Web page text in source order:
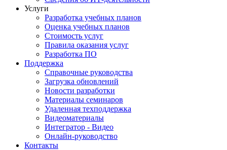
Услуги
Разработка учебных планов
Оценка учебных планов
Стоимость услуг
Правила оказания услуг
Разработка ПО
Поддержка
Справочные руководства
Загрузка обновлений
Новости разработки
Материалы семинаров
Удаленная техподдержка
Видеоматериалы
Интегратор - Видео
Онлайн-руководство
Контакты